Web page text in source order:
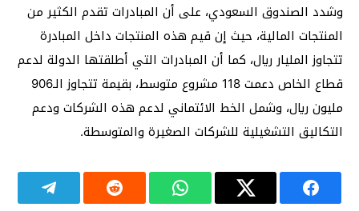
وشدد الصندوق السعودي، على أن المبادرات تقدم الكثير من
المنتجات المالية، حيث إن قيم هذه المنتجات داخل المبادرة
تتجاوز المليار ريال، كما أن المبادرات التي أطلقتها الدولة لدعم
قطاع الخاص دعمت 118 مشروع متوسط، بقيمة تتجاوز الـ906
مليون ريال، وشمل الخط الائتماني لدعم هذه الشركات ودعم
التكاليق التشغيلية للشركات الصغيرة والمتوسطة.